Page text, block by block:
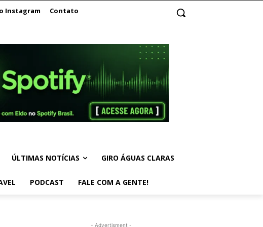
Instagram Contato
ÚLTIMAS NOTÍCIAS GIRO ÁGUAS CLARAS
PODCAST FALE COM A GENTE!
- Advertisment -